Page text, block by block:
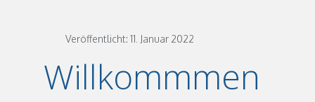
Veröffentlicht: 11. Januar 2022
Willkommmen